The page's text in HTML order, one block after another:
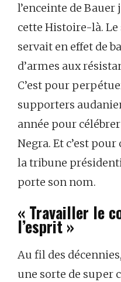
l’enceinte de
cette Histoire-là. Le
servait en effet de
d’armes aux
C’est pour
supporters
année pour
Negra. Et c’est
la tribune
porte son nom.
« Travailler le
l’esprit »
Au fil des
une sorte de super